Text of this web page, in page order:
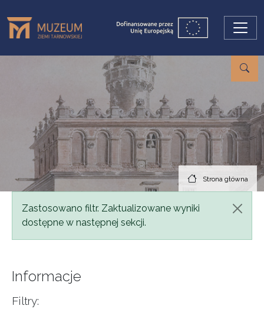
Strona główna
Komunikat
Zastosowano filtr. Zaktualizowane wyniki
dostępne w następnej sekcji.
Informacje
Filtry: